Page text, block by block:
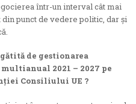
într-un interval cât mai
punct de vedere politic, dar și
de gestionarea
2021 – 2027 pe
Consiliului UE ?